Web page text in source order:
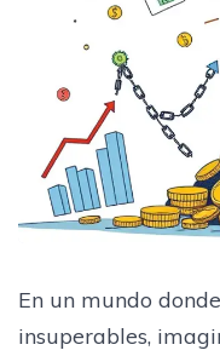
En un mundo
insuperables,